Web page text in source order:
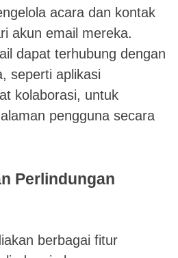
acara dan kontak
akun email mereka.
dapat terhubung dengan
seperti aplikasi
kolaborasi, untuk
pengguna secara
Perlindungan
berbagai fitur